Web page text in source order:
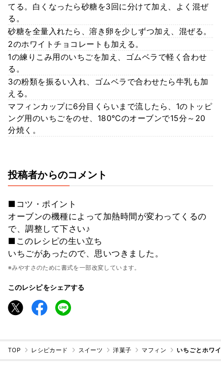
てる。白くなったら砂糖を3回に分けて加え、よく混ぜ
る。
砂糖を全量入れたら、溶き卵を少しずつ加え、混ぜる。
2のホワイトチョコレートも加える。
1の練りこみ用のいちごを加え、ゴムベラで軽く合わせ
る。
3の粉類を振るい入れ、ゴムベラで合わせたら牛乳も加
える。
マフィンカップに6分目くらいまで流したら、1のトッピ
ング用のいちごをのせ、180℃のオーブンで15分～20
分焼く。
投稿者からのコメント
■コツ・ポイント
オーブンの機種によって加熱時間が変わってくるの
で、調整して下さい♪
■このレシピの生い立ち
いちごがあったので、思いつきました。
※みやすさのために書式を一部改変しています。
このレシピをシェアする
TOP レシピカード スイーツ 洋菓子 マフィン いちごとホワ